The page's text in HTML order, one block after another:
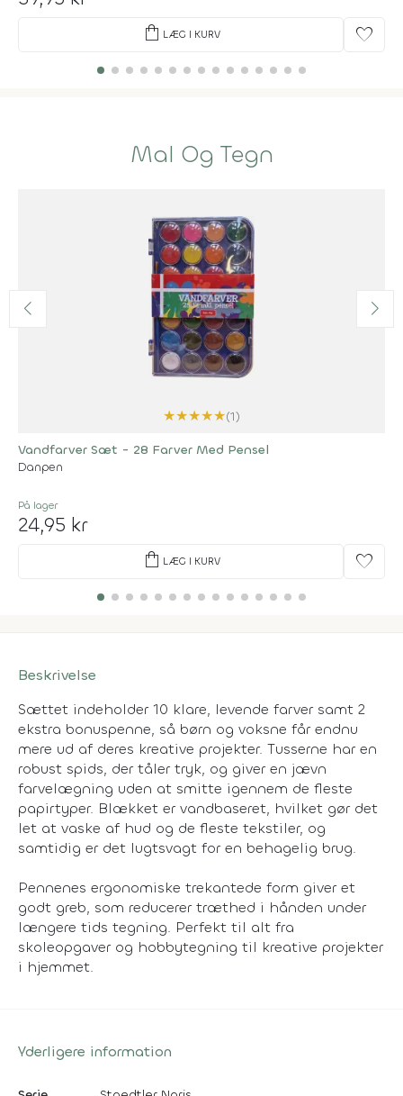
shopping_bag LÆG I KURV favorite
Mal Og Tegn
★★★★★(1)
Vandfarver Sæt - 28 Farver Med Pensel
Danpen
På lager
24,95 kr
shopping_bag LÆG I KURV favorite
Beskrivelse
Sættet indeholder 10 klare, levende farver samt 2
ekstra bonuspenne, så børn og voksne får endnu
mere ud af deres kreative projekter. Tusserne har en
robust spids, der tåler tryk, og giver en jævn
farvelægning uden at smitte igennem de fleste
papirtyper. Blækket er vandbaseret, hvilket gør det
let at vaske af hud og de fleste tekstiler, og
samtidig er det lugtsvagt for en behagelig brug.
Pennenes ergonomiske trekantede form giver et
godt greb, som reducerer træthed i hånden under
længere tids tegning. Perfekt til alt fra
skoleopgaver og hobbytegning til kreative projekter
i hjemmet.
Yderligere information